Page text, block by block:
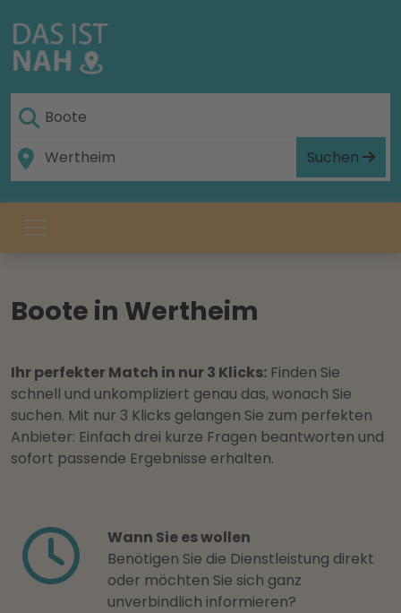
Suchen
Boote in Wertheim
Ihr perfekter Match in nur 3 Klicks: Finden Sie
schnell und unkompliziert genau das, wonach Sie
suchen. Mit nur 3 Klicks gelangen Sie zum perfekten
Anbieter: Einfach drei kurze Fragen beantworten und
sofort passende Ergebnisse erhalten.
Wann Sie es wollen
Benötigen Sie die Dienstleistung direkt
oder möchten Sie sich ganz
unverbindlich informieren?